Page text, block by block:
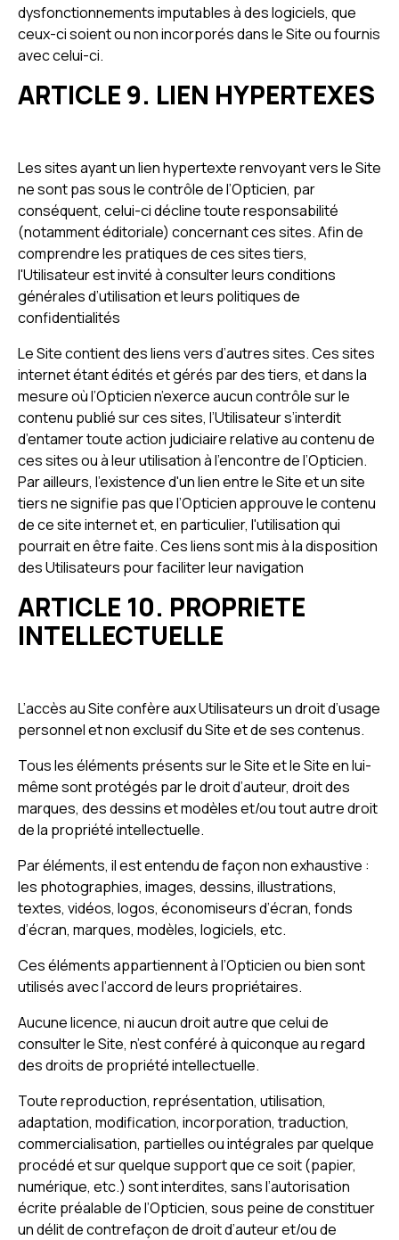
dysfonctionnements imputables à des logiciels, que
ceux-ci soient ou non incorporés dans le Site ou fournis
avec celui-ci.
ARTICLE 9. LIEN HYPERTEXES
Les sites ayant un lien hypertexte renvoyant vers le Site
ne sont pas sous le contrôle de l’Opticien, par
conséquent, celui-ci décline toute responsabilité
(notamment éditoriale) concernant ces sites. Afin de
comprendre les pratiques de ces sites tiers,
l'Utilisateur est invité à consulter leurs conditions
générales d’utilisation et leurs politiques de
confidentialités
Le Site contient des liens vers d’autres sites. Ces sites
internet étant édités et gérés par des tiers, et dans la
mesure où l’Opticien n’exerce aucun contrôle sur le
contenu publié sur ces sites, l’Utilisateur s’interdit
d’entamer toute action judiciaire relative au contenu de
ces sites ou à leur utilisation à l’encontre de l’Opticien.
Par ailleurs, l'existence d'un lien entre le Site et un site
tiers ne signifie pas que l’Opticien approuve le contenu
de ce site internet et, en particulier, l'utilisation qui
pourrait en être faite. Ces liens sont mis à la disposition
des Utilisateurs pour faciliter leur navigation
ARTICLE 10. PROPRIETE
INTELLECTUELLE
L’accès au Site confère aux Utilisateurs un droit d’usage
personnel et non exclusif du Site et de ses contenus.
Tous les éléments présents sur le Site et le Site en lui-
même sont protégés par le droit d’auteur, droit des
marques, des dessins et modèles et/ou tout autre droit
de la propriété intellectuelle.
Par éléments, il est entendu de façon non exhaustive :
les photographies, images, dessins, illustrations,
textes, vidéos, logos, économiseurs d’écran, fonds
d’écran, marques, modèles, logiciels, etc.
Ces éléments appartiennent à l’Opticien ou bien sont
utilisés avec l’accord de leurs propriétaires.
Aucune licence, ni aucun droit autre que celui de
consulter le Site, n’est conféré à quiconque au regard
des droits de propriété intellectuelle.
Toute reproduction, représentation, utilisation,
adaptation, modification, incorporation, traduction,
commercialisation, partielles ou intégrales par quelque
procédé et sur quelque support que ce soit (papier,
numérique, etc.) sont interdites, sans l’autorisation
écrite préalable de l’Opticien, sous peine de constituer
un délit de contrefaçon de droit d’auteur et/ou de